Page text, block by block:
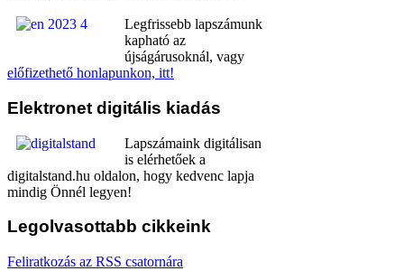
Legfrissebb lapszámunk
kapható az
újságárusoknál, vagy
előfizethető honlapunkon, itt!
Elektronet digitális kiadás
Lapszámaink digitálisan
is elérhetőek a
digitalstand.hu oldalon, hogy kedvenc lapja
mindig Önnél legyen!
Legolvasottabb cikkeink
Feliratkozás az RSS csatornára